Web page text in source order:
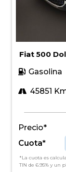
Fiat 500
Gasolina
45851
Precio*
Cuota*
*La cuota es
TIN de 6.95% y un